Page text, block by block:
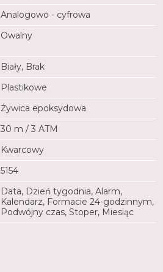
Analogowo - cyfrowa
Owalny
Biały, Brak
Plastikowe
Żywica epoksydowa
30 m / 3 ATM
Kwarcowy
5154
Data, Dzień tygodnia, Alarm,
Kalendarz, Formacie 24-godzinnym,
Podwójny czas, Stoper, Miesiąc